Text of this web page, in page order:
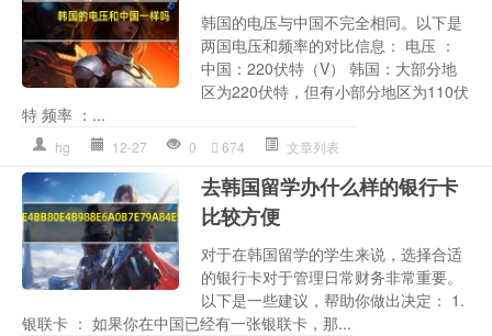
韩国的电压与中国不完全相同。以下是
两国电压和频率的对比信息： 电压 ：
中国：220伏特（V） 韩国：大部分地
区为220伏特，但有小部分地区为110伏
特 频率 ：...
hg 12-27 0 674 文章列表
去韩国留学办什么样的银行卡
比较方便
对于在韩国留学的学生来说，选择合适
的银行卡对于管理日常财务非常重要。
以下是一些建议，帮助你做出决定： 1.
银联卡 ： 如果你在中国已经有一张银联卡，那...